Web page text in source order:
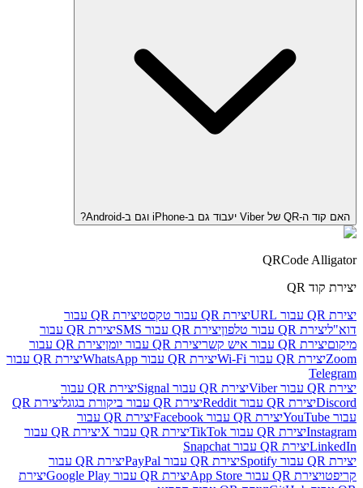
האם קוד ה-QR של Viber יעבוד גם ב-iPhone וגם ב-Android?
QRCode Alligator
יצירת קוד QR
יצירת QR עבור URL
יצירת QR עבור טקסט
יצירת QR עבור
דוא"ליצירת QR עבור טלפון יצירת QR עבור SMS
יצירת QR עבור
מיקוםיצירת QR עבור איש קשר יצירת QR עבור יומן
יצירת QR עבור
Zoomיצירת QR עבור Wi‑Fi יצירת QR עבור WhatsApp
יצירת QR עבור
Telegram
יצירת QR עבור Viber
יצירת QR עבור Signal
יצירת QR עבור
Discordיצירת QR עבור Reddit יצירת QR עבור ביקורת בגוגל
יצירת QR
עבור YouTube
יצירת QR עבור Facebook
יצירת QR עבור
Instagramיצירת QR עבור TikTok יצירת QR עבור X
יצירת QR עבור
LinkedInיצירת QR עבור Snapchat
יצירת QR עבור Spotify
יצירת QR עבור PayPal
יצירת QR עבור
קריפטויצירת QR עבור App Store יצירת QR עבור Google Play
יצירת